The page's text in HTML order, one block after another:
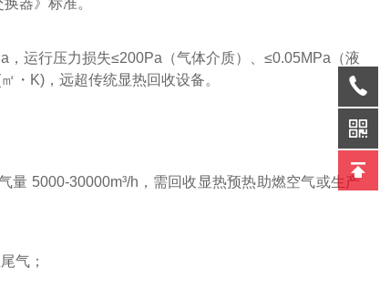
运行压力损失≤200Pa（气体介质）、≤0.05MPa（液
・K)，远超传统显热回收设备。
5000-30000m³/h，需回收显热预热助燃空气或生产
气；